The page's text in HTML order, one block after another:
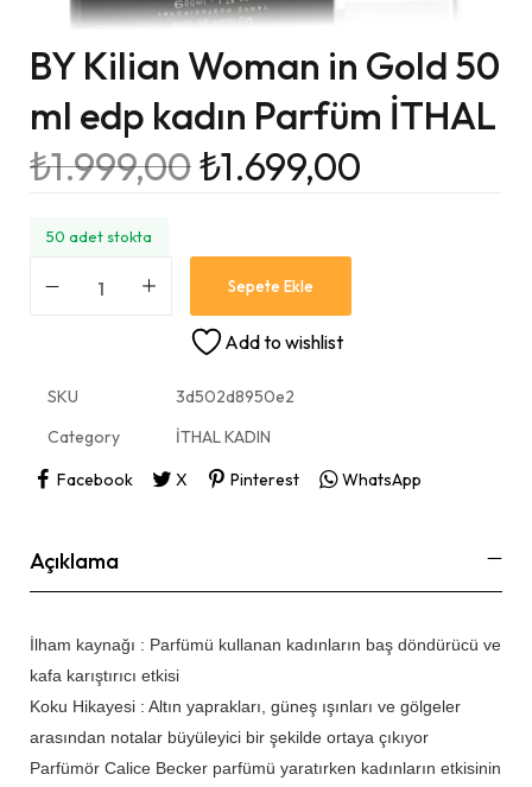
BY Kilian Woman in Gold 50
ml edp kadın Parfüm İTHAL
₺1.999,00₺1.699,00
50 adet stokta
Sepete Ekle
Add to wishlist
SKU
3d502d8950e2
Category
İTHAL KADIN
Facebook
X Pinterest WhatsApp
Açıklama
İlham kaynağı : Parfümü kullanan kadınların baş döndürücü ve
kafa karıştırıcı etkisi
Koku Hikayesi : Altın yaprakları, güneş ışınları ve gölgeler
arasından notalar büyüleyici bir şekilde ortaya çıkıyor
Parfümör Calice Becker parfümü yaratırken kadınların etkisinin